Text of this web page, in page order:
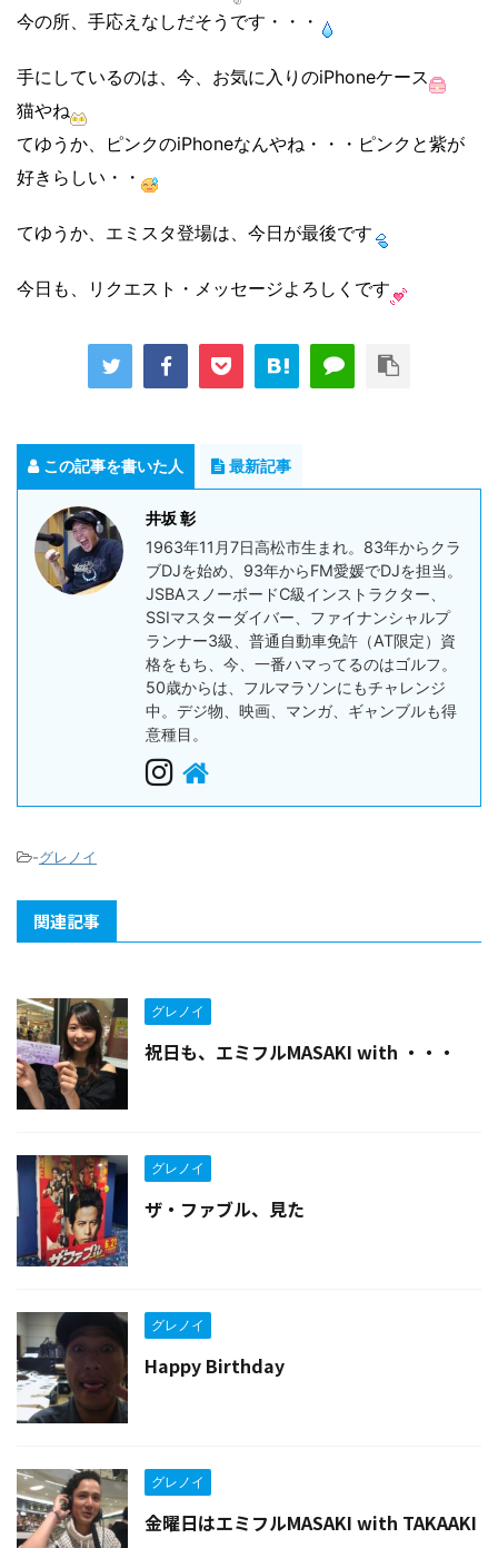
今の所、手応えなしだそうです・・・
手にしているのは、今、お気に入りのiPhoneケース
猫やね
てゆうか、ピンクのiPhoneなんやね・・・ピンクと紫が
好きらしい・・
てゆうか、エミスタ登場は、今日が最後です
今日も、リクエスト・メッセージよろしくです
この記事を書いた人 最新記事
井坂 彰
1963年11月7日高松市生まれ。83年からクラ
ブDJを始め、93年からFM愛媛でDJを担当。
JSBAスノーボードC級インストラクター、
SSIマスターダイバー、ファイナンシャルプ
ランナー3級、普通自動車免許（AT限定）資
格をもち、今、一番ハマってるのはゴルフ。
50歳からは、フルマラソンにもチャレンジ
中。デジ物、映画、マンガ、ギャンブルも得
意種目。
-グレノイ
関連記事
グレノイ
祝日も、エミフルMASAKI with ・・・
グレノイ
ザ・ファブル、見た
グレノイ
Happy Birthday
グレノイ
金曜日はエミフルMASAKI with TAKAAKI